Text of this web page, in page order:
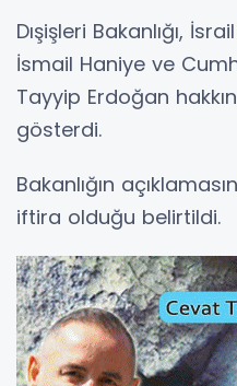
Dışişleri Bakanlığı,
İsmail Haniye ve
Tayyip Erdoğan
gösterdi.
Bakanlığın
iftira olduğu belirtildi.